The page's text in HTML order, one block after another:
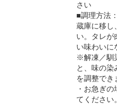
さい
■調理方法
蔵庫に移し
い。タレが
い味わいに
※解凍／馴
と、味の染
を調整でき
・お急ぎ
てください